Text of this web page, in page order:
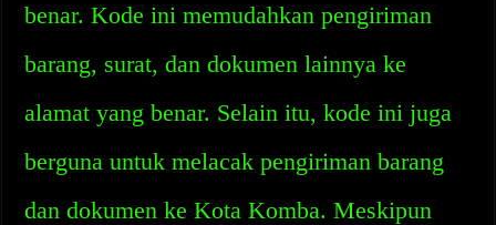
benar. Kode ini memudahkan pengiriman
barang, surat, dan dokumen lainnya ke
alamat yang benar. Selain itu, kode ini juga
berguna untuk melacak pengiriman barang
dan dokumen ke Kota Komba. Meskipun